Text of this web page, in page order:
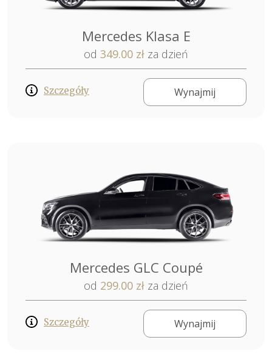
Mercedes Klasa E
od 349.00 zł za dzień
Szczegóły Wynajmij
Mercedes GLC Coupé
od 299.00 zł za dzień
Szczegóły Wynajmij